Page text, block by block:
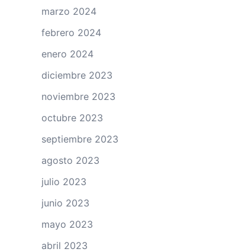
marzo 2024
febrero 2024
enero 2024
diciembre 2023
noviembre 2023
octubre 2023
septiembre 2023
agosto 2023
julio 2023
junio 2023
mayo 2023
abril 2023